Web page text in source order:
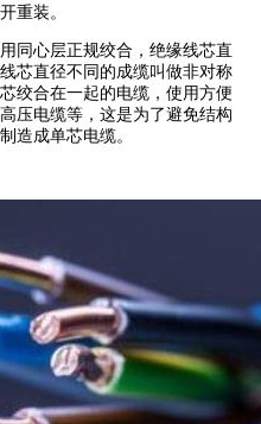
重装。
同心层正规绞合，绝缘线芯直
芯直径不同的成缆叫做非对称
绞合在一起的电缆，使用方便
压电缆等，这是为了避免结构
造成单芯电缆。